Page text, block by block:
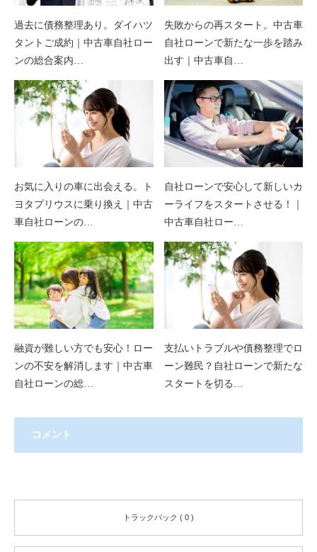
過去に債務整理あり。ダイハツ
タントご成約｜中古車自社ロー
ンの総合案内…
失敗からの再スタート。中古車
自社ローンで新たな一歩を踏み
出す｜中古車自…
お気に入りの車に出会える。ト
ヨタプリウスに乗り換え｜中古
車自社ローンの…
自社ローンで安心して新しいカ
ーライフをスタートさせる！｜
中古車自社ロー…
融資が難しい方でも安心！ロー
ンの不安を解消します｜中古車
自社ローンの総…
支払いトラブルや債務整理でロ
ーン難民？自社ローンで新たな
スタートを切る…
コメント
トラックバック ( 0 )